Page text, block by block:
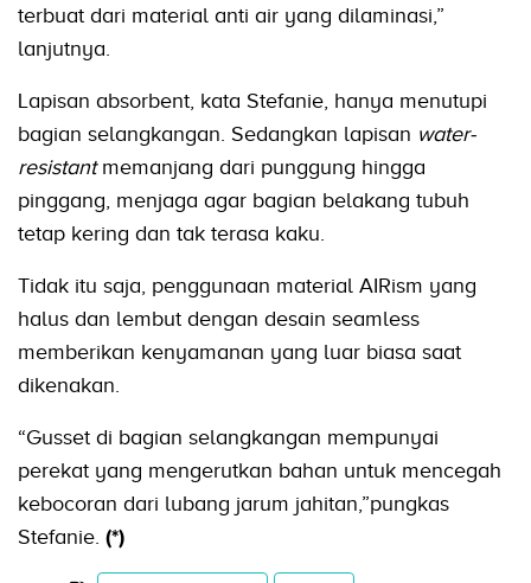
terbuat dari material anti air yang dilaminasi,”
lanjutnya.
Lapisan absorbent, kata Stefanie, hanya menutupi
bagian selangkangan. Sedangkan lapisan water-
resistant memanjang dari punggung hingga
pinggang, menjaga agar bagian belakang tubuh
tetap kering dan tak terasa kaku.
Tidak itu saja, penggunaan material AIRism yang
halus dan lembut dengan desain seamless
memberikan kenyamanan yang luar biasa saat
dikenakan.
“Gusset di bagian selangkangan mempunyai
perekat yang mengerutkan bahan untuk mencegah
kebocoran dari lubang jarum jahitan,”pungkas
Stefanie. (*)